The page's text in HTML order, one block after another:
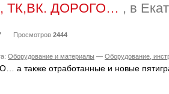
ТК,ВК. ДОРОГО… , в
Просмотров 2444
Оборудование и материалы — Оборудование,
также отработанные и новые